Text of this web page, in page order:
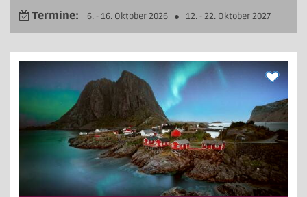
Termine: 6. - 16. Oktober 2026● 12. - 22. Oktober 2027